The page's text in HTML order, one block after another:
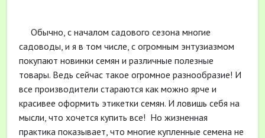
Обычно, с началом садового сезона многие
садоводы, и я в том числе, с огромным энтузиазмом
покупают новинки семян и различные полезные
товары. Ведь сейчас такое огромное разнообразие! И
все производители стараются как можно ярче и
красивее оформить этикетки семян. И ловишь себя на
мысли, что хочется купить все! Но жизненная
практика показывает, что многие купленные семена не